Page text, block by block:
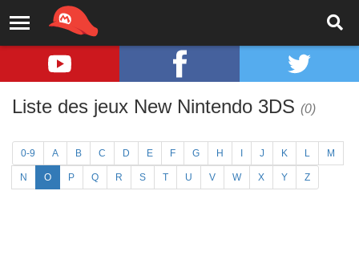
Liste des jeux New Nintendo 3DS (0)
0-9 A B C D E F G H J K L M
N O P Q R S T U V W X Y Z